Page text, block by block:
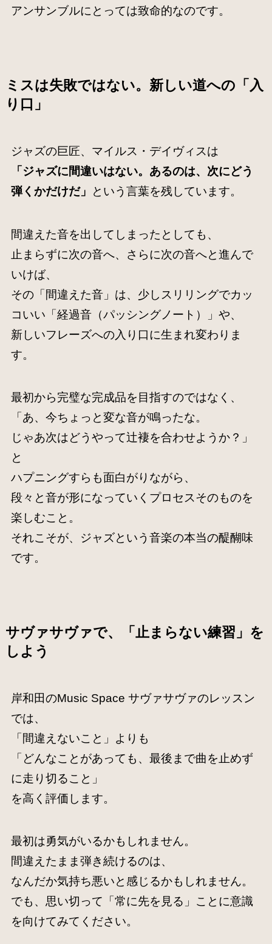
アンサンブルにとっては致命的なのです。
ミスは失敗ではない。新しい道への「入
り口」
ジャズの巨匠、マイルス・デイヴィスは
「ジャズに間違いはない。あるのは、次にどう
弾くかだけだ」
という言葉を残しています。
間違えた音を出してしまったとしても、
止まらずに次の音へ、さらに次の音へと進んで
いけば、
その「間違えた音」は、少しスリリングでカッ
コいい「経過音（パッシングノート）」や、
新しいフレーズへの入り口に生まれ変わりま
す。
最初から完璧な完成品を目指すのではなく、
「あ、今ちょっと変な音が鳴ったな。
じゃあ次はどうやって辻褄を合わせようか？」
と
ハプニングすらも面白がりながら、
段々と音が形になっていくプロセスそのものを
楽しむこと。
それこそが、ジャズという音楽の本当の醍醐味
です。
サヴァサヴァで、「止まらない練習」を
しよう
岸和田のMusic Space サヴァサヴァのレッスン
では、
「間違えないこと」よりも
「どんなことがあっても、最後まで曲を止めず
に走り切ること」
を高く評価します。
最初は勇気がいるかもしれません。
間違えたまま弾き続けるのは、
なんだか気持ち悪いと感じるかもしれません。
でも、思い切って「常に先を見る」ことに意識
を向けてみてください。